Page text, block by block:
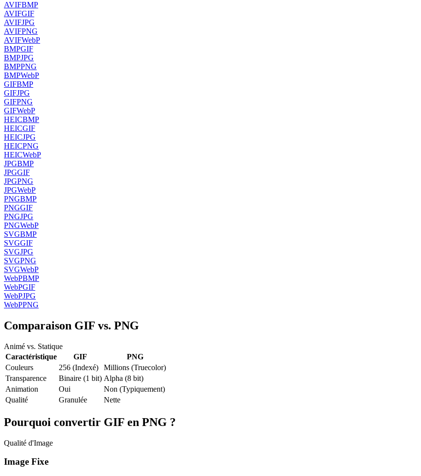
AVIFBMP
AVIFGIF
AVIFJPG
AVIFPNG
AVIFWebP
BMPGIF
BMPJPG
BMPPNG
BMPWebP
GIFBMP
GIFJPG
GIFPNG
GIFWebP
HEICBMP
HEICGIF
HEICJPG
HEICPNG
HEICWebP
JPGBMP
JPGGIF
JPGPNG
JPGWebP
PNGBMP
PNGGIF
PNGJPG
PNGWebP
SVGBMP
SVGGIF
SVGJPG
SVGPNG
SVGWebP
WebPBMP
WebPGIF
WebPJPG
WebPPNG
Comparaison GIF vs. PNG
Animé vs. Statique
Caractéristique
GIF
PNG
Couleurs
256 (Indexé)
Millions (Truecolor)
Transparence
Binaire (1 bit) Alpha (8 bit)
Animation
Oui
Non (Typiquement)
Qualité
Granulée Nette
Pourquoi convertir GIF en PNG ?
Qualité d'Image
Image Fixe